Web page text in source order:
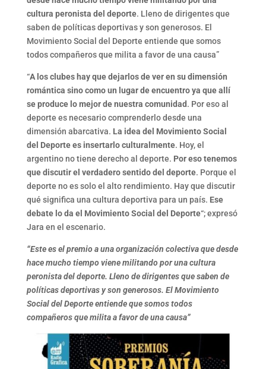
cultura peronista del deporte. Lleno de dirigentes que
saben de políticas deportivas y son generosos. El
Movimiento Social del Deporte entiende que somos
todos compañeros que milita a favor de una causa”
“A los clubes hay que dejarlos de ver en su dimensión
romántica sino como un lugar de encuentro ya que allí
se produce lo mejor de nuestra comunidad . Por eso al
deporte es necesario comprenderlo desde una
dimensión abarcativa. La idea del Movimiento Social
del Deporte es insertarlo culturalmente. Hoy, el
argentino no tiene derecho al deporte. Por eso tenemos
que discutir el verdadero sentido del deporte. Porque el
deporte no es solo el alto rendimiento. Hay que discutir
qué significa una cultura deportiva para un país. Ese
debate lo da el Movimiento Social del Deporte“; expresó
Jara en el escenario.
“Este es el premio a una organización colectiva que desde
hace mucho tiempo viene militando por una cultura
peronista del deporte. Lleno de dirigentes que saben de
políticas deportivas y son generosos. El Movimiento
Social del Deporte entiende que somos todos
compañeros que milita a favor de una causa”